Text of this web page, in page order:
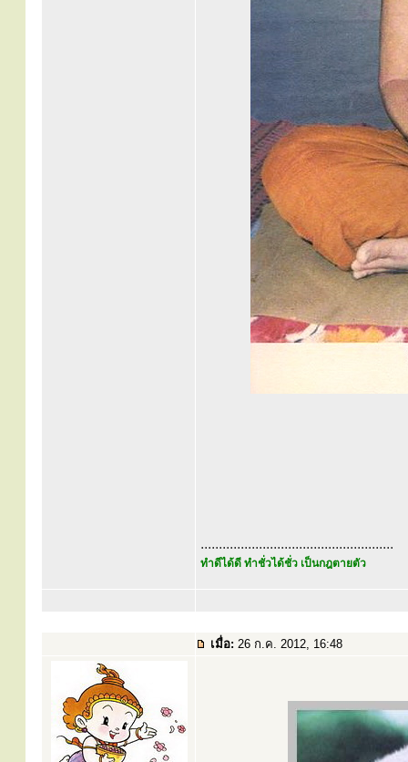
.....................................................
ทำดีได้ดี ทำชั่วได้ชั่ว เป็นกฎตายตัว
เมื่อ: 26 ก.ค. 2012, 16:48